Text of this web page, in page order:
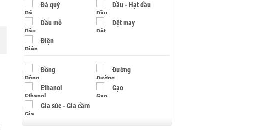
Đá quý Dầu - Hạt dầu
Dầu mỏ Dệt may
Điện
Đồng Đường
Ethanol Gạo
Gia súc - Gia cầm